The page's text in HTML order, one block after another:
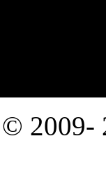
© 2009-